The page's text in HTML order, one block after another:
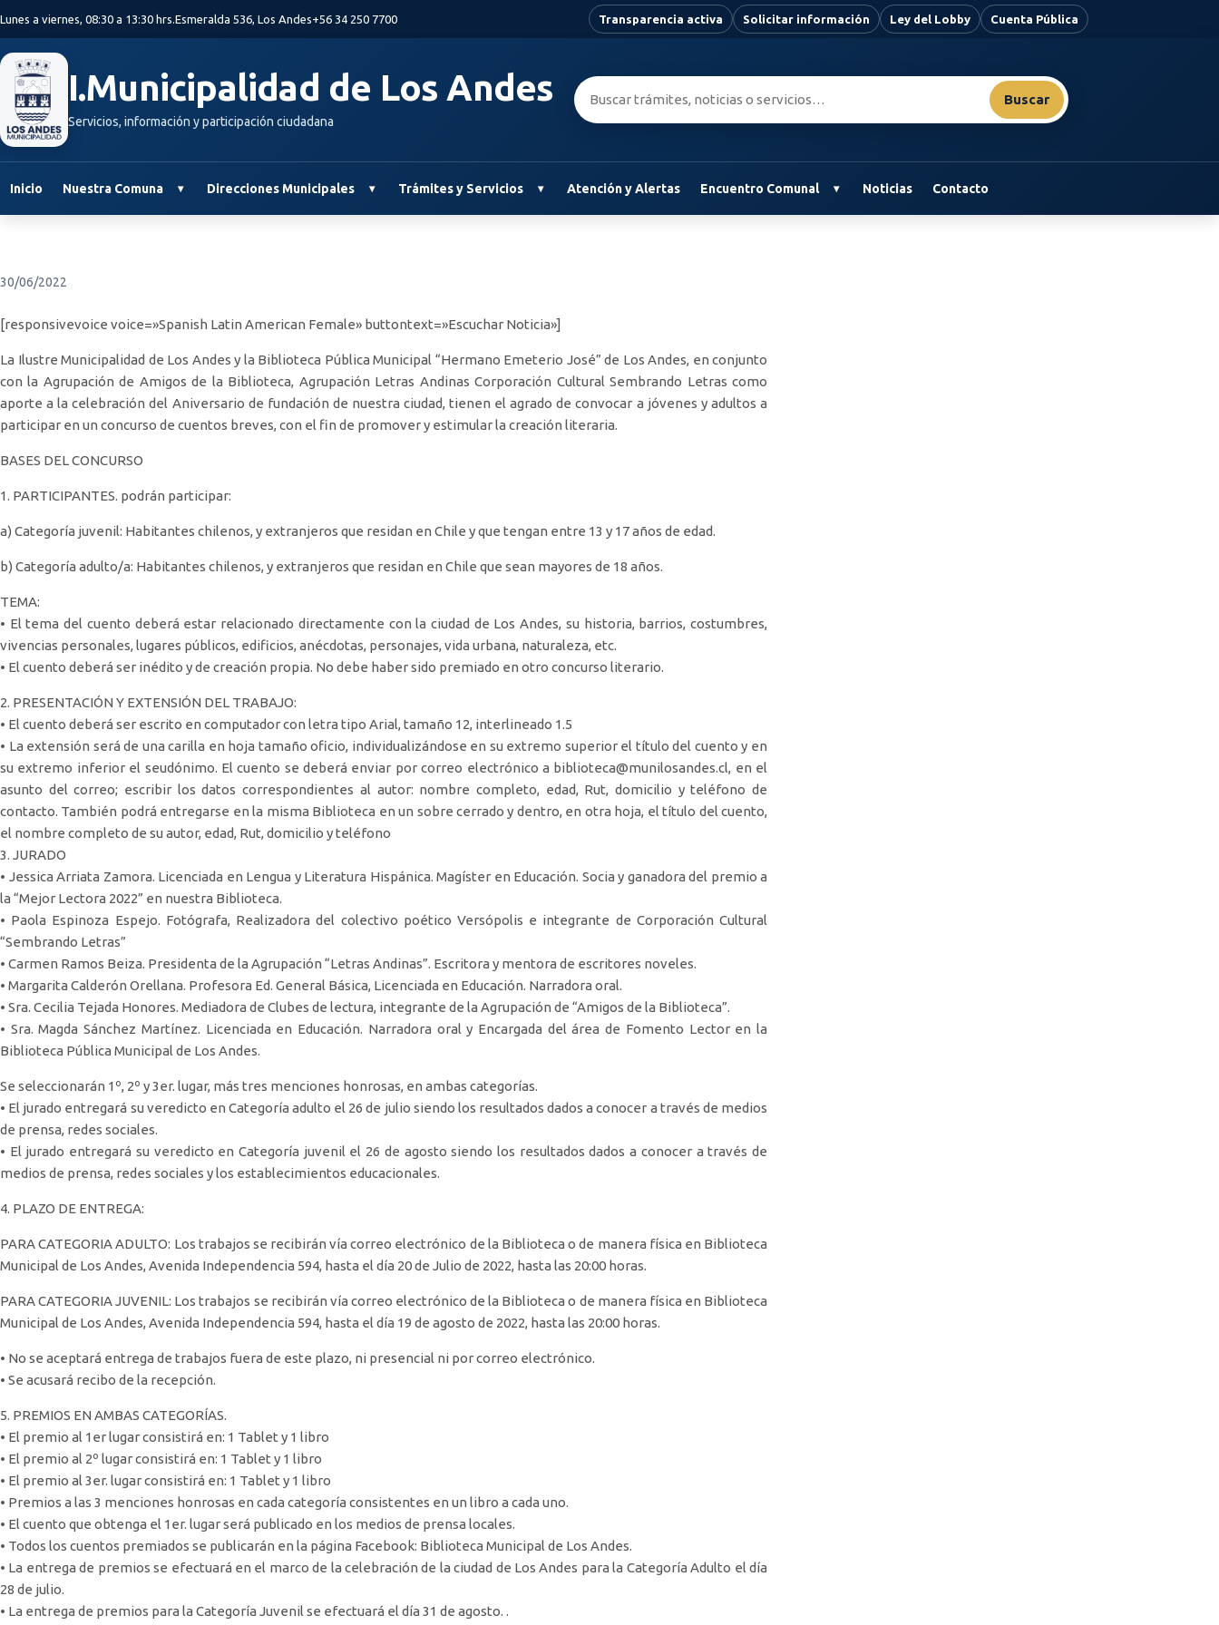
Lunes a viernes, 08:30 a 13:30 hrs.Esmeralda 536, Los Andes+56 34 250 7700 Transparencia activa Solicitar información Ley del Lobby Cuenta Pública
I.Municipalidad de Los Andes
Servicios, información y participación ciudadana
Buscar:
Buscar
Inicio Nuestra Comuna Direcciones Municipales Trámites y Servicios Atención y Alertas Encuentro Comunal Noticias Contacto
30/06/2022
[responsivevoice voice=»Spanish Latin American Female» buttontext=»Escuchar Noticia»]
La Ilustre Municipalidad de Los Andes y la Biblioteca Pública Municipal “Hermano Emeterio José” de Los Andes, en conjunto
con la Agrupación de Amigos de la Biblioteca, Agrupación Letras Andinas Corporación Cultural Sembrando Letras como
aporte a la celebración del Aniversario de fundación de nuestra ciudad, tienen el agrado de convocar a jóvenes y adultos a
participar en un concurso de cuentos breves, con el fin de promover y estimular la creación literaria.
BASES DEL CONCURSO
1. PARTICIPANTES. podrán participar:
a) Categoría juvenil: Habitantes chilenos, y extranjeros que residan en Chile y que tengan entre 13 y 17 años de edad.
b) Categoría adulto/a: Habitantes chilenos, y extranjeros que residan en Chile que sean mayores de 18 años.
TEMA:
• El tema del cuento deberá estar relacionado directamente con la ciudad de Los Andes, su historia, barrios, costumbres,
vivencias personales, lugares públicos, edificios, anécdotas, personajes, vida urbana, naturaleza, etc.
• El cuento deberá ser inédito y de creación propia. No debe haber sido premiado en otro concurso literario.
2. PRESENTACIÓN Y EXTENSIÓN DEL TRABAJO:
• El cuento deberá ser escrito en computador con letra tipo Arial, tamaño 12, interlineado 1.5
• La extensión será de una carilla en hoja tamaño oficio, individualizándose en su extremo superior el título del cuento y en
su extremo inferior el seudónimo. El cuento se deberá enviar por correo electrónico a biblioteca@munilosandes.cl, en el
asunto del correo; escribir los datos correspondientes al autor: nombre completo, edad, Rut, domicilio y teléfono de
contacto. También podrá entregarse en la misma Biblioteca en un sobre cerrado y dentro, en otra hoja, el título del cuento,
el nombre completo de su autor, edad, Rut, domicilio y teléfono
3. JURADO
• Jessica Arriata Zamora. Licenciada en Lengua y Literatura Hispánica. Magíster en Educación. Socia y ganadora del premio a
la “Mejor Lectora 2022” en nuestra Biblioteca.
• Paola Espinoza Espejo. Fotógrafa, Realizadora del colectivo poético Versópolis e integrante de Corporación Cultural
“Sembrando Letras”
• Carmen Ramos Beiza. Presidenta de la Agrupación “Letras Andinas”. Escritora y mentora de escritores noveles.
• Margarita Calderón Orellana. Profesora Ed. General Básica, Licenciada en Educación. Narradora oral.
• Sra. Cecilia Tejada Honores. Mediadora de Clubes de lectura, integrante de la Agrupación de “Amigos de la Biblioteca”.
• Sra. Magda Sánchez Martínez. Licenciada en Educación. Narradora oral y Encargada del área de Fomento Lector en la
Biblioteca Pública Municipal de Los Andes.
Se seleccionarán 1º, 2º y 3er. lugar, más tres menciones honrosas, en ambas categorías.
• El jurado entregará su veredicto en Categoría adulto el 26 de julio siendo los resultados dados a conocer a través de medios
de prensa, redes sociales.
• El jurado entregará su veredicto en Categoría juvenil el 26 de agosto siendo los resultados dados a conocer a través de
medios de prensa, redes sociales y los establecimientos educacionales.
4. PLAZO DE ENTREGA:
PARA CATEGORIA ADULTO: Los trabajos se recibirán vía correo electrónico de la Biblioteca o de manera física en Biblioteca
Municipal de Los Andes, Avenida Independencia 594, hasta el día 20 de Julio de 2022, hasta las 20:00 horas.
PARA CATEGORIA JUVENIL: Los trabajos se recibirán vía correo electrónico de la Biblioteca o de manera física en Biblioteca
Municipal de Los Andes, Avenida Independencia 594, hasta el día 19 de agosto de 2022, hasta las 20:00 horas.
• No se aceptará entrega de trabajos fuera de este plazo, ni presencial ni por correo electrónico.
• Se acusará recibo de la recepción.
5. PREMIOS EN AMBAS CATEGORÍAS.
• El premio al 1er lugar consistirá en: 1 Tablet y 1 libro
• El premio al 2º lugar consistirá en: 1 Tablet y 1 libro
• El premio al 3er. lugar consistirá en: 1 Tablet y 1 libro
• Premios a las 3 menciones honrosas en cada categoría consistentes en un libro a cada uno.
• El cuento que obtenga el 1er. lugar será publicado en los medios de prensa locales.
• Todos los cuentos premiados se publicarán en la página Facebook: Biblioteca Municipal de Los Andes.
• La entrega de premios se efectuará en el marco de la celebración de la ciudad de Los Andes para la Categoría Adulto el día
28 de julio.
• La entrega de premios para la Categoría Juvenil se efectuará el día 31 de agosto. .